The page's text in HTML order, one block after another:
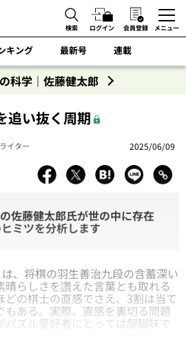
検索 ログイン 会員登録 メニュー
キング 最新号 連載
科学｜佐藤健太郎
追い抜く周期
イター 2025/06/09
佐藤健太郎氏が世の中に存在
ヒミツを分析します
は、将棋の羽生善治九段の含蓄深い
らしさを讚えた言葉とも取れる
の棋士の直感でさえ、3割は当て
もある。実際、直感を裏切る問題
パズル愛好者にとっては醍醐味で